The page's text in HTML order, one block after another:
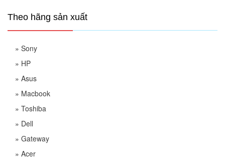
Theo hãng sản xuất
» Sony
» HP
» Asus
» Macbook
» Toshiba
» Dell
» Gateway
» Acer